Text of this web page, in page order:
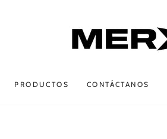
PRODUCTOS CONTÁCTANOS